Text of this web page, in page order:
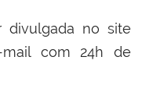
divulgada no site
mail com 24h de